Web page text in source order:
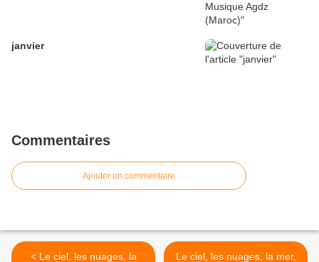
janvier
Commentaires
Ajouter un commentaire
< Le ciel, les nuages, la
Le ciel, les nuages, la mer,